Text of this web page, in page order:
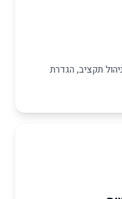
תקציב, הגדרת